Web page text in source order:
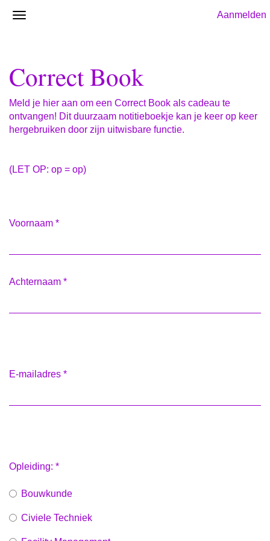
Aanmelden
Correct Book
Meld je hier aan om een Correct Book als cadeau te
ontvangen! Dit duurzaam notitieboekje kan je keer op keer
hergebruiken door zijn uitwisbare functie.
(LET OP: op = op)
Voornaam *
Achternaam *
E-mailadres *
Opleiding: *
Bouwkunde
Civiele Techniek